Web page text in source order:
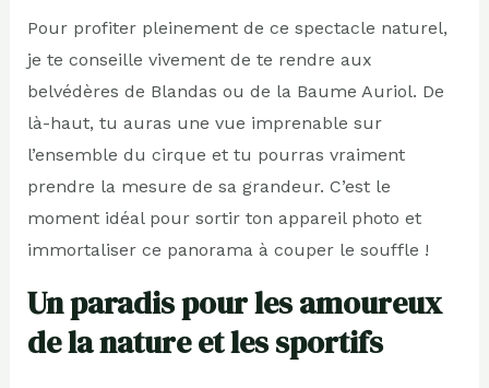
Pour profiter pleinement de ce spectacle naturel,
je te conseille vivement de te rendre aux
belvédères de Blandas ou de la Baume Auriol. De
là-haut, tu auras une vue imprenable sur
l’ensemble du cirque et tu pourras vraiment
prendre la mesure de sa grandeur. C’est le
moment idéal pour sortir ton appareil photo et
immortaliser ce panorama à couper le souffle !
Un paradis pour les amoureux
de la nature et les sportifs